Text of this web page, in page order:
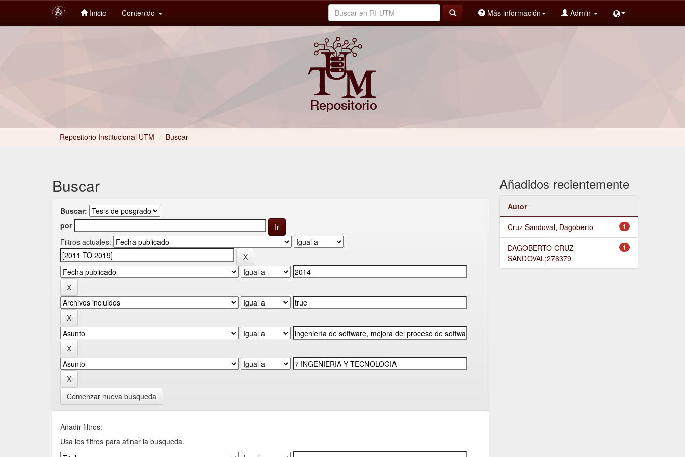
Inicio Contenido Más información Admin
Repositorio Institucional UTM / Buscar
Buscar
Buscar:
por
Filtros actuales:
Comenzar nueva busqueda
Añadir filtros:
Usa los filtros para afinar la busqueda.
Añadidos recientemente
Autor
1
Cruz Sandoval, Dagoberto
1
DAGOBERTO CRUZ
SANDOVAL;276379